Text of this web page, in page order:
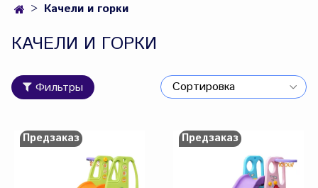
Качели и горки
КАЧЕЛИ И ГОРКИ
Фильтры
Предзаказ Предзаказ